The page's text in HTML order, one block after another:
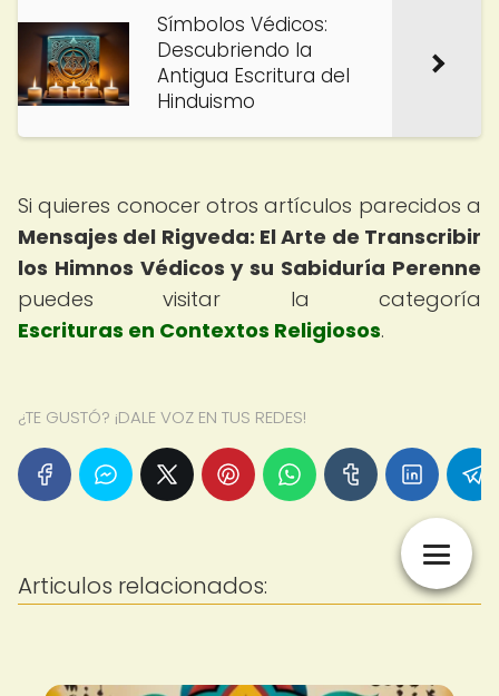
Símbolos Védicos:
Descubriendo la
Antigua Escritura del
Hinduismo
Si quieres conocer otros artículos parecidos a
Mensajes del Rigveda: El Arte de Transcribir
los Himnos Védicos y su Sabiduría Perenne
puedes visitar la categoría
Escrituras en Contextos Religiosos.
¿TE GUSTÓ? ¡DALE VOZ EN TUS REDES!
Articulos relacionados: